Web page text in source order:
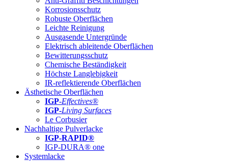
Korrosionsschutz
Robuste Oberflächen
Leichte Reinigung
Ausgasende Untergründe
Elektrisch ableitende Oberflächen
Bewitterungsschutz
Chemische Beständigkeit
Höchste Langlebigkeit
IR-reflektierende Oberflächen
Ästhetische Oberflächen
IGP-Effectives®
IGP-Living Surfaces
Le Corbusier
Nachhaltige Pulverlacke
IGP-RAPID®
IGP-DURA® one
Systemlacke